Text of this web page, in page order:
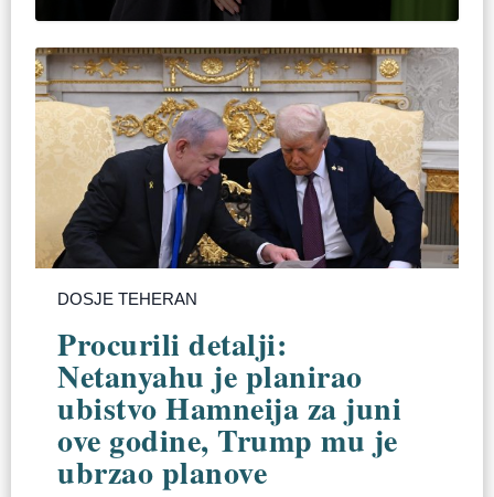
DOSJE TEHERAN
Procurili detalji:
Netanyahu je planirao
ubistvo Hamneija za juni
ove godine, Trump mu je
ubrzao planove